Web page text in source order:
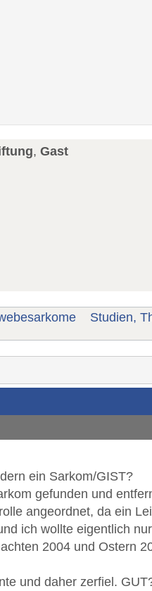
, Gast
Studien,
ein Sarkom/GIST?
gefunden und
angeordnet, da ein
ich wollte eigentlich
2004 und Ostern
und daher zerfiel.